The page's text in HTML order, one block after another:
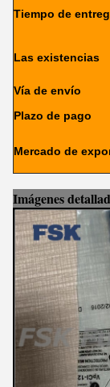
Tiempo de
Las existencias
Vía de envío
Plazo de pago
Mercado de
Imágenes